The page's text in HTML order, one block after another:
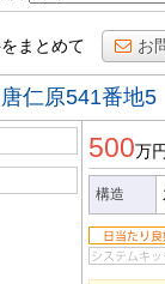
まとめて お
仁原541番地5
500万円
構造